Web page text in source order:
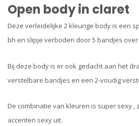
Open body in claret
Deze verleidelijke 2 kleurige body is een
bh en slipje verboden door 5 bandjes
Bij deze body is er ook gedacht aan het
verstelbare bandjes en een 2-voudig
De combinatie van kleuren is super sexy ,
accenten sexy uit.